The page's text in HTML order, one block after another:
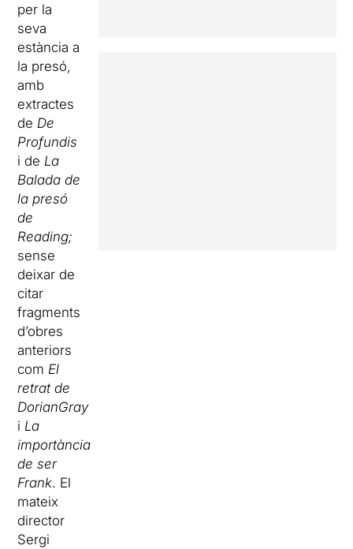
per la
seva
estància a
la presó,
amb
extractes
de De
Profundis
i de La
Balada de
la presó
de
Reading;
sense
deixar de
citar
fragments
d’obres
anteriors
com El
retrat de
DorianGray
i La
importància
de ser
Frank. El
mateix
director
Sergi